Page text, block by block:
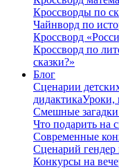
Кроссворды по
Чайнворд по
Кроссворд
Кроссворд по
сказки?»
Блог
Сценарии
дидактикаУроки,
Смешные загадки
Что подарить на
Современные
Сценарий гендер
Конкурсы на